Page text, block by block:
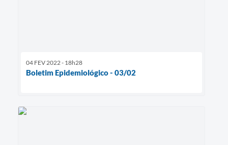
04 FEV 2022 - 18h28
Boletim Epidemiológico - 03/02